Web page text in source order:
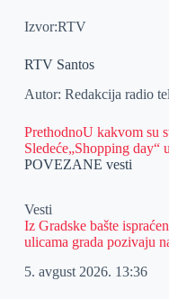
Izvor:RTV
RTV Santos
Autor: Redakcija radio
PrethodnoU kakvom su
Sledeće„Shopping day“
POVEZANE vesti
Vesti
Iz Gradske bašte
ulicama grada pozivaju
5. avgust 2026. 13:36